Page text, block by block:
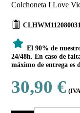
Colchoneta I Love
El 90% de
24/48h. En caso de
máximo de entrega es
30,90 €